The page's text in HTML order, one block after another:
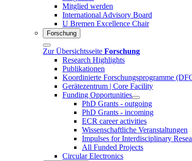
Mitglied werden
International Advisory Board
U Bremen Excellence Chair
Forschung
Zur Übersichtsseite Forschung
Research Highlights
Publikationen
Koordinierte Forschungsprogramme
Gerätezentrum | Core Facility
Funding Opportunities
PhD Grants - outgoing
PhD Grants - incoming
ECR career activities
Wissenschaftliche Veranstaltungen
Impulses for Interdisciplinary
All Funded Projects
Circular Electronics